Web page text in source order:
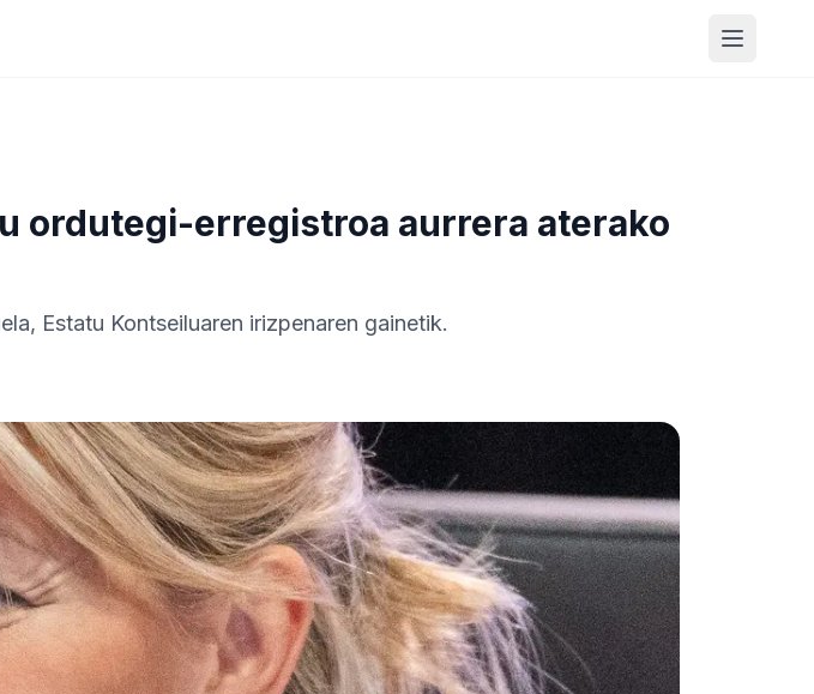
Menua
doan
ordutegi-erregistroa aurrera aterako
Estatu Kontseiluaren irizpenaren gainetik.